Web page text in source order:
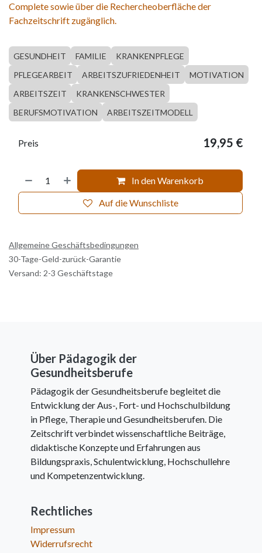
Complete sowie über die Rechercheoberfläche der
Fachzeitschrift zugänglich.
GESUNDHEIT FAMILIE
KRANKENPFLEGE
PFLEGEARBEIT
ARBEITSZUFRIEDENHEIT
MOTIVATION
ARBEITSZEIT
KRANKENSCHWESTER
BERUFSMOTIVATION
ARBEITSZEITMODELL
In den Warenkorb
Auf die Wunschliste
Preis 19,95 €
Allgemeine Geschäftsbedingungen
30-Tage-Geld-zurück-Garantie
Versand: 2-3 Geschäftstage
Über Pädagogik der
Gesundheitsberufe
Pädagogik der Gesundheitsberufe begleitet die
Entwicklung der Aus-, Fort- und Hochschulbildung
in Pflege, Therapie und Gesundheitsberufen. Die
Zeitschrift verbindet wissenschaftliche Beiträge,
didaktische Konzepte und Erfahrungen aus
Bildungspraxis, Schulentwicklung, Hochschullehre
und Kompetenzentwicklung.
Rechtliches
Impressum
Widerrufsrecht